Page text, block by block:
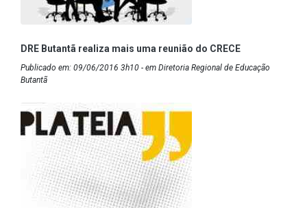
DRE Butantã realiza mais uma reunião do CRECE
Publicado em: 09/06/2016 3h10 - em Diretoria Regional de Educação
Butantã